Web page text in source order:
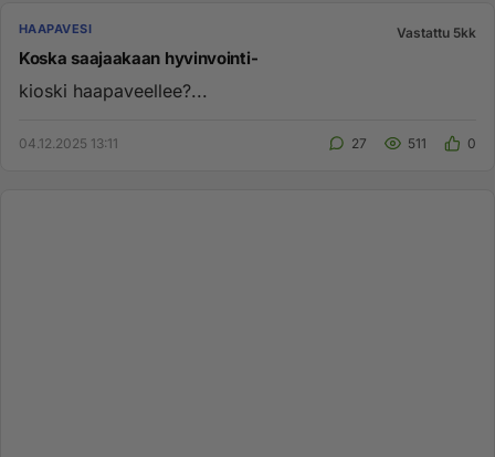
HAAPAVESI Vastattu 5kk
Koska saajaakaan hyvinvointi-
kioski haapaveellee?...
04.12.2025 13:11 27 511 0